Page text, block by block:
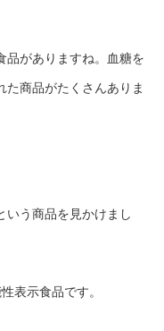
品がありますね。血糖を
た商品がたくさんありま
いう商品を見かけまし
表示食品です。